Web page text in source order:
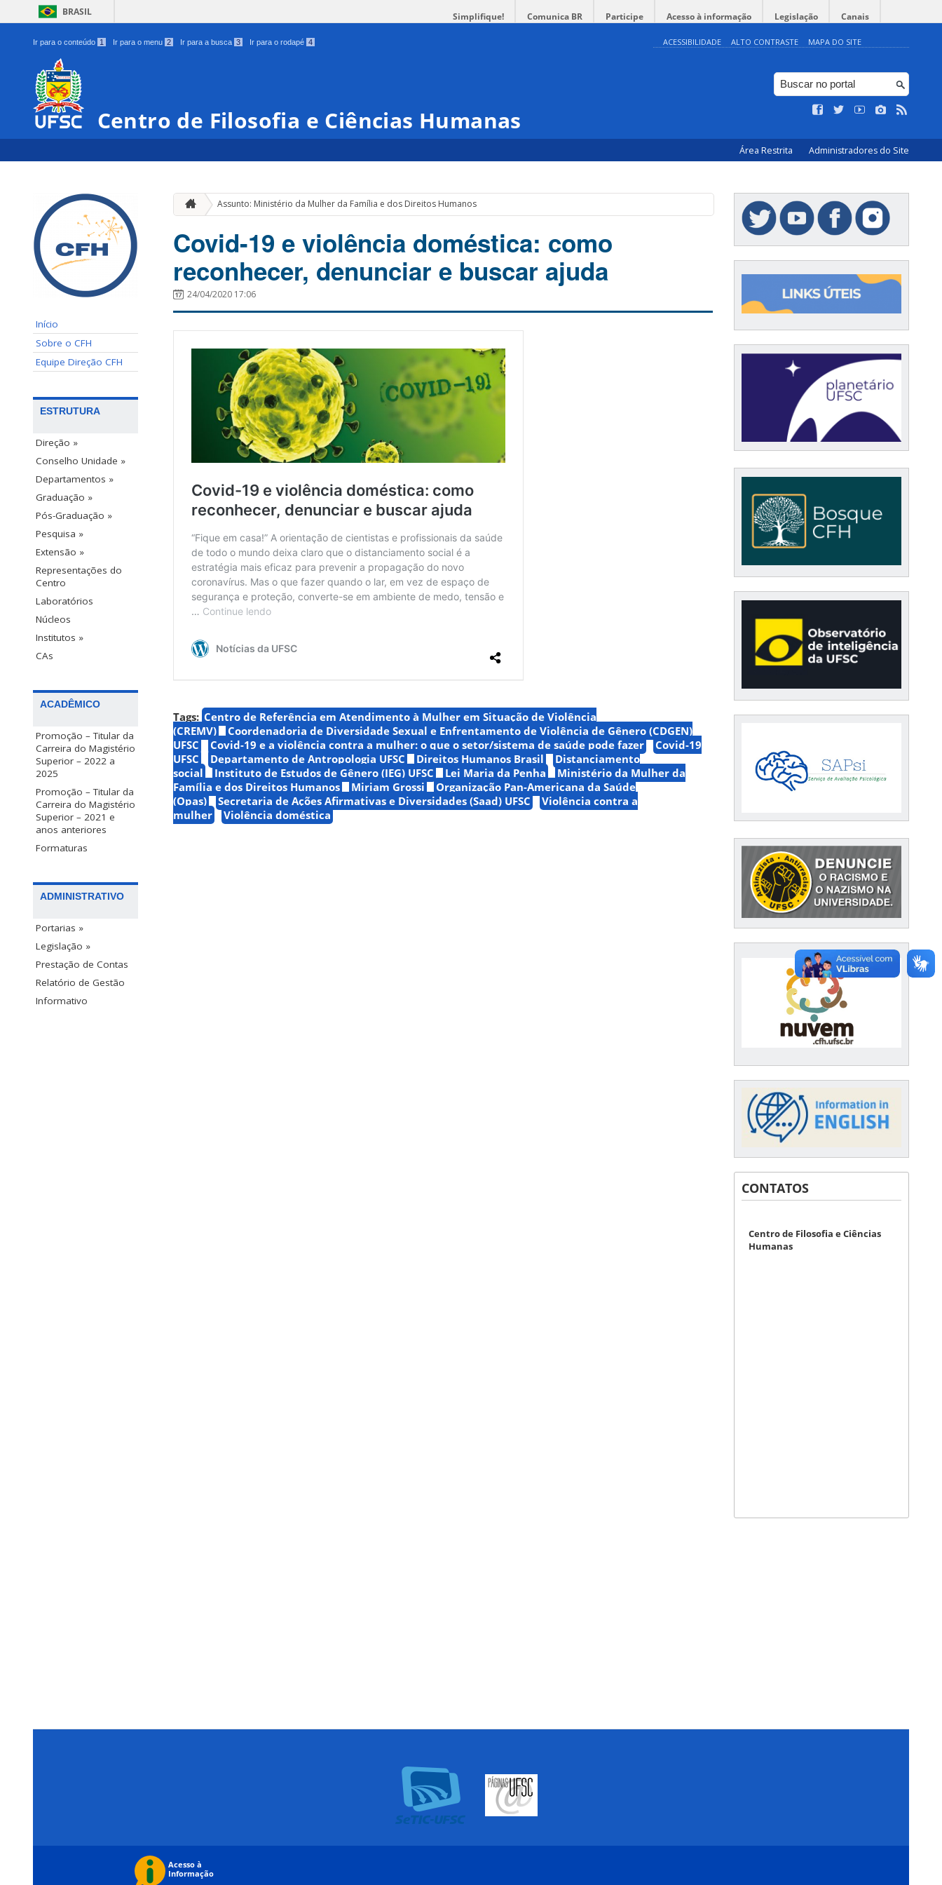
BRASIL Simplifique! Comunica BR Participe Acesso à informação Legislação Canais
Ir para o conteúdo 1 Ir para o menu 2 Ir para a busca 3 Ir para o rodapé 4 ACESSIBILIDADE ALTO CONTRASTE MAPA DO SITE
Centro de Filosofia e Ciências Humanas
Área Restrita Administradores do Site
Início
Sobre o CFH
Equipe Direção CFH
ESTRUTURA
Direção »
Conselho Unidade »
Departamentos »
Graduação »
Pós-Graduação »
Pesquisa »
Extensão »
Representações do
Centro
Laboratórios
Núcleos
Institutos »
CAs
ACADÊMICO
Promoção – Titular da
Carreira do Magistério
Superior – 2022 a
2025
Promoção – Titular da
Carreira do Magistério
Superior – 2021 e
anos anteriores
Formaturas
ADMINISTRATIVO
Portarias »
Legislação »
Prestação de Contas
Relatório de Gestão
Informativo
Assunto: Ministério da Mulher da Família e dos Direitos Humanos
Covid-19 e violência doméstica: como
reconhecer, denunciar e buscar ajuda
24/04/2020 17:06
Tags: Centro de Referência em Atendimento à Mulher em Situação de Violência
(CREMV)
Coordenadoria de Diversidade Sexual e Enfrentamento de Violência de Gênero (CDGEN)
UFSC
Covid-19 e a violência contra a mulher: o que o setor/sistema de saúde pode fazer
Covid-19
UFSC
Departamento de Antropologia UFSC Direitos Humanos Brasil
Distanciamento
social
Instituto de Estudos de Gênero (IEG) UFSC Lei Maria da Penha
Ministério da Mulher da
Família e dos Direitos Humanos
Miriam Grossi
Organização Pan-Americana da Saúde
(Opas)
Secretaria de Ações Afirmativas e Diversidades (Saad) UFSC
Violência contra a
mulher
Violência doméstica
CONTATOS
Centro de Filosofia e Ciências
Humanas